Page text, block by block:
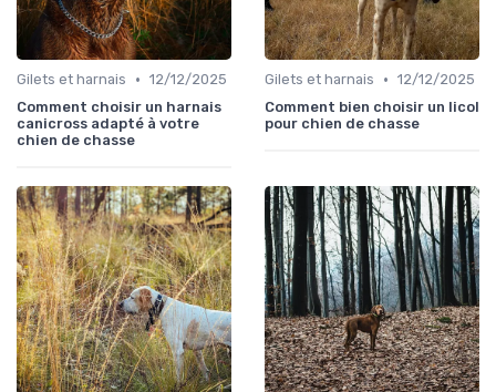
Gilets et harnais • 12/12/2025
Comment choisir un harnais
canicross adapté à votre
chien de chasse
Gilets et harnais • 12/12/2025
Comment bien choisir un licol
pour chien de chasse